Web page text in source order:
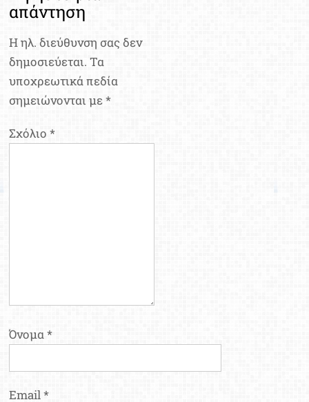
απάντηση
Η ηλ. διεύθυνση σας δεν
δημοσιεύεται. Τα
υποχρεωτικά πεδία
σημειώνονται με*
Σχόλιο*
Όνομα*
Email*